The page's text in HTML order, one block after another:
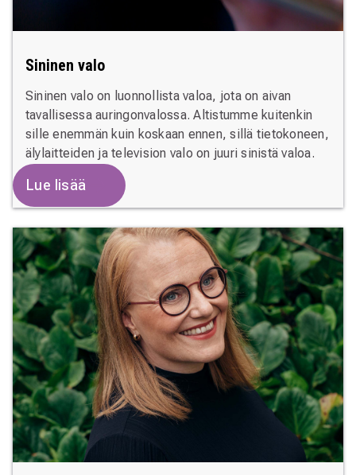
Sininen valo
Sininen valo on luonnollista valoa, jota on aivan
tavallisessa auringonvalossa. Altistumme kuitenkin
sille enemmän kuin koskaan ennen, sillä tietokoneen,
älylaitteiden ja television valo on juuri sinistä valoa.
Lue lisää